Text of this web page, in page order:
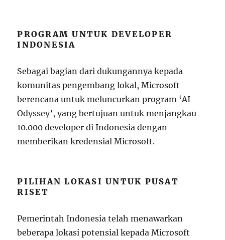
PROGRAM UNTUK DEVELOPER
INDONESIA
Sebagai bagian dari dukungannya kepada
komunitas pengembang lokal, Microsoft
berencana untuk meluncurkan program ‘AI
Odyssey’, yang bertujuan untuk menjangkau
10.000 developer di Indonesia dengan
memberikan kredensial Microsoft.
PILIHAN LOKASI UNTUK PUSAT
RISET
Pemerintah Indonesia telah menawarkan
beberapa lokasi potensial kepada Microsoft